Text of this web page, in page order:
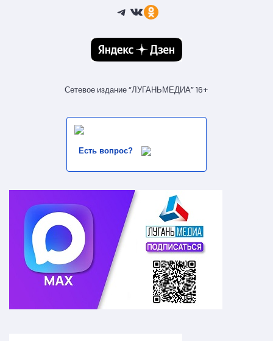
Telegram
ВКонтакте
Ссылка
Сетевое издание “ЛУГАНЬМЕДИА” 16+
Есть вопрос?